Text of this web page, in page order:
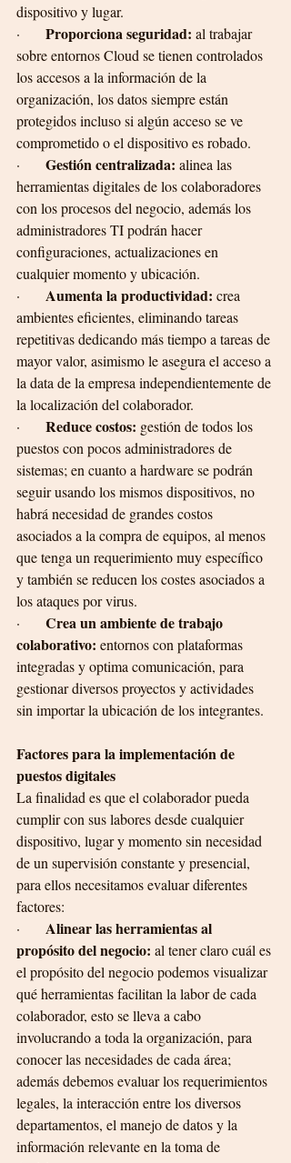
dispositivo y lugar.
· Proporciona seguridad: al trabajar
sobre entornos Cloud se tienen controlados
los accesos a la información de la
organización, los datos siempre están
protegidos incluso si algún acceso se ve
comprometido o el dispositivo es robado.
· Gestión centralizada: alinea las
herramientas digitales de los colaboradores
con los procesos del negocio, además los
administradores TI podrán hacer
configuraciones, actualizaciones en
cualquier momento y ubicación.
· Aumenta la productividad: crea
ambientes eficientes, eliminando tareas
repetitivas dedicando más tiempo a tareas de
mayor valor, asimismo le asegura el acceso a
la data de la empresa independientemente de
la localización del colaborador.
· Reduce costos: gestión de todos los
puestos con pocos administradores de
sistemas; en cuanto a hardware se podrán
seguir usando los mismos dispositivos, no
habrá necesidad de grandes costos
asociados a la compra de equipos, al menos
que tenga un requerimiento muy específico
y también se reducen los costes asociados a
los ataques por virus.
· Crea un ambiente de trabajo
colaborativo: entornos con plataformas
integradas y optima comunicación, para
gestionar diversos proyectos y actividades
sin importar la ubicación de los integrantes.
Factores para la implementación de
puestos digitales
La finalidad es que el colaborador pueda
cumplir con sus labores desde cualquier
dispositivo, lugar y momento sin necesidad
de un supervisión constante y presencial,
para ellos necesitamos evaluar diferentes
factores:
· Alinear las herramientas al
propósito del negocio: al tener claro cuál es
el propósito del negocio podemos visualizar
qué herramientas facilitan la labor de cada
colaborador, esto se lleva a cabo
involucrando a toda la organización, para
conocer las necesidades de cada área;
además debemos evaluar los requerimientos
legales, la interacción entre los diversos
departamentos, el manejo de datos y la
información relevante en la toma de